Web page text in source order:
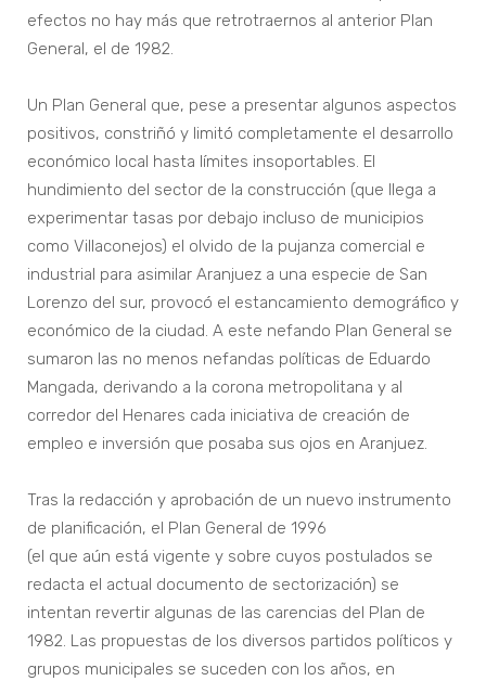
efectos no hay más que retrotraernos al anterior Plan
General, el de 1982.
Un Plan General que, pese a presentar algunos aspectos
positivos, constriñó y limitó completamente el desarrollo
económico local hasta límites insoportables. El
hundimiento del sector de la construcción (que llega a
experimentar tasas por debajo incluso de municipios
como Villaconejos) el olvido de la pujanza comercial e
industrial para asimilar Aranjuez a una especie de San
Lorenzo del sur, provocó el estancamiento demográfico y
económico de la ciudad. A este nefando Plan General se
sumaron las no menos nefandas políticas de Eduardo
Mangada, derivando a la corona metropolitana y al
corredor del Henares cada iniciativa de creación de
empleo e inversión que posaba sus ojos en Aranjuez.
Tras la redacción y aprobación de un nuevo instrumento
de planificación, el Plan General de 1996
(el que aún está vigente y sobre cuyos postulados se
redacta el actual documento de sectorización) se
intentan revertir algunas de las carencias del Plan de
1982. Las propuestas de los diversos partidos políticos y
grupos municipales se suceden con los años, en